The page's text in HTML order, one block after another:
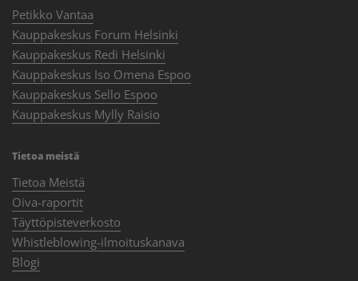
Petikko Vantaa
Kauppakeskus Forum Helsinki
Kauppakeskus Redi Helsinki
Kauppakeskus Iso Omena Espoo
Kauppakeskus Sello Espoo
Kauppakeskus Mylly Raisio
Tietoa meistä
Tietoa Meistä
Oiva-raportit
Täyttöpisteverkosto
Whistleblowing-ilmoituskanava
Blogi